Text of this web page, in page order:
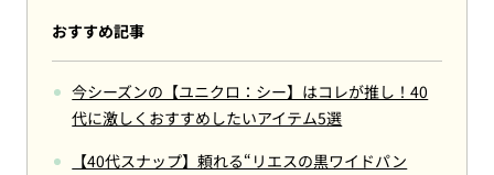
おすすめ記事
今シーズンの【ユニクロ：シー】はコレが推し！40
代に激しくおすすめしたいアイテム5選
【40代スナップ】頼れる“リエスの黒ワイドパン